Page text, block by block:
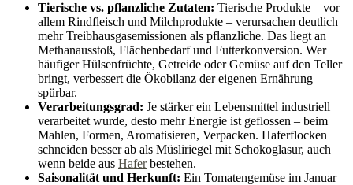
Tierische vs. pflanzliche Zutaten: Tierische Produkte – vor
allem Rindfleisch und Milchprodukte – verursachen deutlich
mehr Treibhausgasemissionen als pflanzliche. Das liegt an
Methanausstoß, Flächenbedarf und Futterkonversion. Wer
häufiger Hülsenfrüchte, Getreide oder Gemüse auf den Teller
bringt, verbessert die Ökobilanz der eigenen Ernährung
spürbar.
Verarbeitungsgrad: Je stärker ein Lebensmittel industriell
verarbeitet wurde, desto mehr Energie ist geflossen – beim
Mahlen, Formen, Aromatisieren, Verpacken. Haferflocken
schneiden besser ab als Müsliriegel mit Schokoglasur, auch
wenn beide aus Haferbestehen.
Saisonalität und Herkunft: Ein Tomatengemüse im Januar